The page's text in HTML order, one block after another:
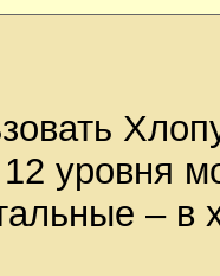
уровня
– в